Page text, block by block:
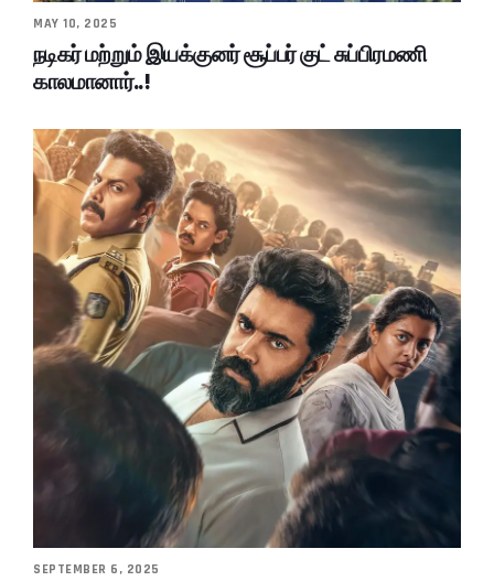
MAY 10, 2025
நடிகர் மற்றும் இயக்குனர் சூப்பர் குட் சுப்பிரமணி
காலமானார்..!
SEPTEMBER 6, 2025